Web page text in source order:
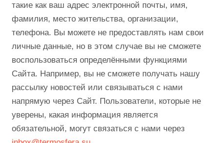
такие как ваш адрес электронной почты, имя,
фамилия, место жительства, организации,
телефона. Вы можете не предоставлять нам свои
личные данные, но в этом случае вы не сможете
воспользоваться определёнными функциями
Сайта. Например, вы не сможете получать нашу
рассылку новостей или связываться с нами
напрямую через Сайт. Пользователи, которые не
уверены, какая информация является
обязательной, могут связаться с нами через